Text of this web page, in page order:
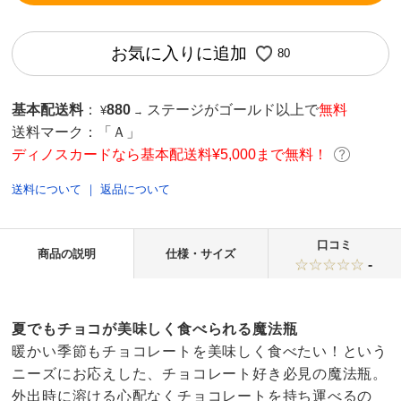
お気に入りに追加 80
基本配送料 ： ¥880 → ステージがゴールド以上で無料
送料マーク：
「Ａ」
ディノスカードなら基本配送料¥5,000まで無料！
送料について ｜返品について
商品の説明 仕様・サイズ
口コミ
-
夏でもチョコが美味しく食べられる魔法瓶
暖かい季節もチョコレートを美味しく食べたい！という
ニーズにお応えした、チョコレート好き必見の魔法瓶。
外出時に溶ける心配なくチョコレートを持ち運べるの